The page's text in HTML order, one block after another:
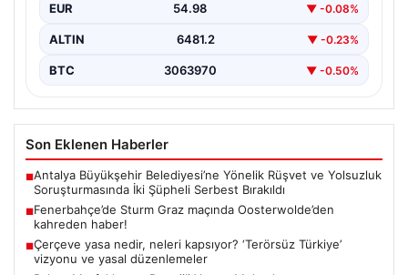
EUR 54.98 ▼ -0.08%
ALTIN 6481.2 ▼ -0.23%
BTC 3063970 ▼ -0.50%
Son Eklenen Haberler
■Antalya Büyükşehir Belediyesi’ne Yönelik Rüşvet ve Yolsuzluk
Soruşturmasında İki Şüpheli Serbest Bırakıldı
■Fenerbahçe’de Sturm Graz maçında Oosterwolde’den
kahreden haber!
■Çerçeve yasa nedir, neleri kapsıyor? ‘Terörsüz Türkiye’
vizyonu ve yasal düzenlemeler